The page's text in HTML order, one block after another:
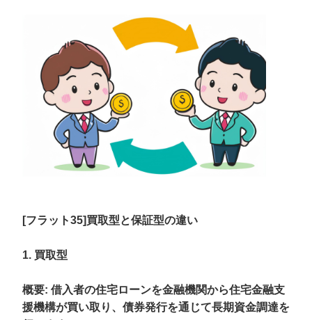
[フラット35]買取型と保証型の違い
1. 買取型
概要: 借入者の住宅ローンを金融機関から住宅金融支
援機構が買い取り、債券発行を通じて長期資金調達を